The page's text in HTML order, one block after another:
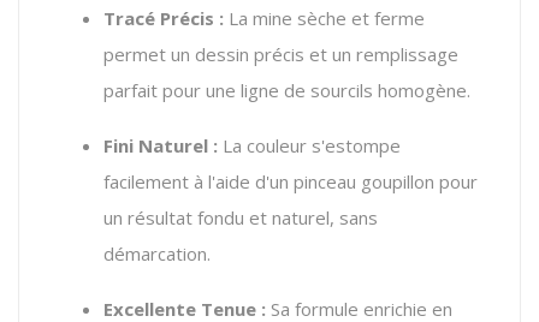
Tracé Précis : La mine sèche et ferme
permet un dessin précis et un remplissage
parfait pour une ligne de sourcils homogène.
Fini Naturel : La couleur s'estompe
facilement à l'aide d'un pinceau goupillon pour
un résultat fondu et naturel, sans
démarcation.
Excellente Tenue : Sa formule enrichie en